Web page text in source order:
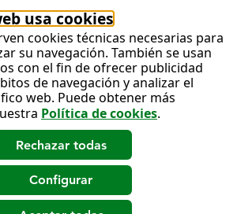
usa cookies
cookies técnicas necesarias para
su navegación. También se usan
con el fin de ofrecer publicidad
de navegación y analizar el
web. Puede obtener más
Política de cookies.